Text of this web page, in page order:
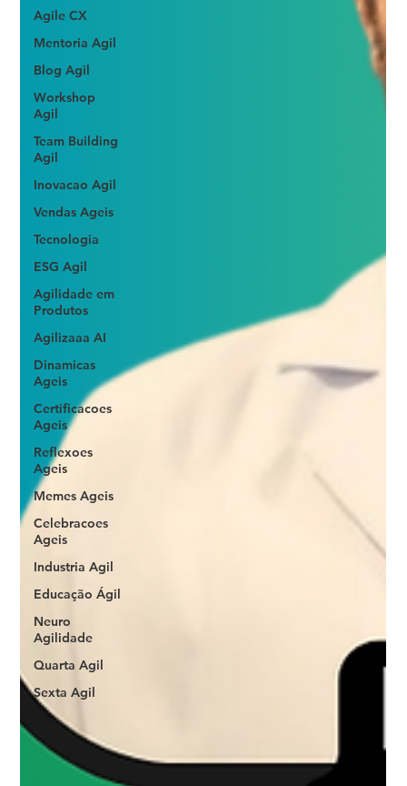
Agile CX
Mentoria Agil
Blog Agil
Workshop
Agil
Team Building
Agil
Inovacao Agil
Vendas Ageis
Tecnologia
ESG Agil
Agilidade em
Produtos
Agilizaaa AI
Dinamicas
Ageis
Certificacoes
Ageis
Reflexoes
Ageis
Memes Ageis
Celebracoes
Ageis
Industria Agil
Educação Ágil
Neuro
Agilidade
Quarta Agil
Sexta Agil